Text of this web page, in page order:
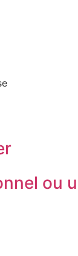
ou